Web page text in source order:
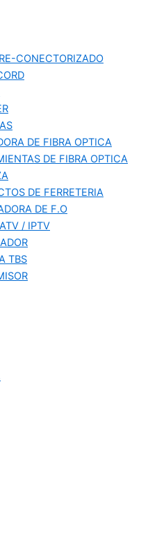
CONECTORIZADO
DE FIBRA OPTICA
DE FIBRA OPTICA
DE FERRETERIA
DE F.O
/ IPTV
TBS